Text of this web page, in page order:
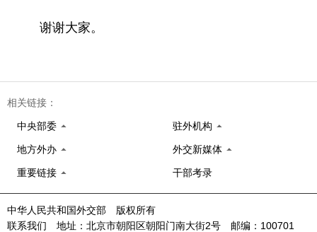
谢谢大家。
相关链接：
中央部委 驻外机构
地方外办 外交新媒体
重要链接 干部考录
中华人民共和国外交部 版权所有
联系我们 地址：北京市朝阳区朝阳门南大街2号 邮编：100701